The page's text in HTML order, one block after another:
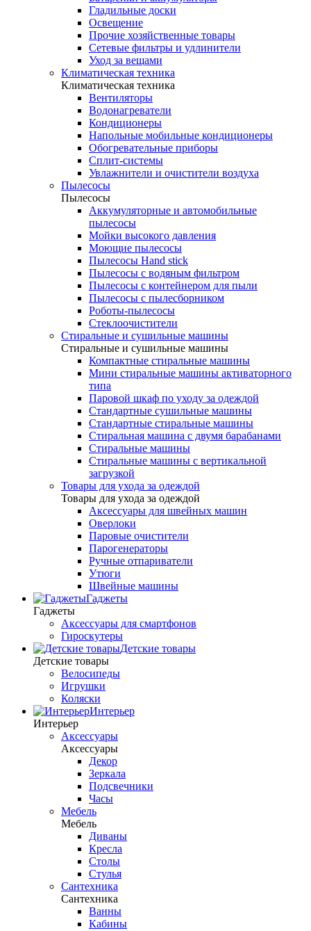
Гладильные доски
Освещение
Прочие хозяйственные товары
Сетевые фильтры и удлинители
Уход за вещами
Климатическая техника
Климатическая техника
Вентиляторы
Водонагреватели
Кондиционеры
Напольные мобильные кондиционеры
Обогревательные приборы
Сплит-системы
Увлажнители и очистители воздуха
Пылесосы
Пылесосы
Аккумуляторные и автомобильные
пылесосы
Мойки высокого давления
Моющие пылесосы
Пылесосы Hand stick
Пылесосы с водяным фильтром
Пылесосы с контейнером для пыли
Пылесосы с пылесборником
Роботы-пылесосы
Стеклоочистители
Стиральные и сушильные машины
Стиральные и сушильные машины
Компактные стиральные машины
Мини стиральные машины активаторного
типа
Паровой шкаф по уходу за одеждой
Стандартные сушильные машины
Стандартные стиральные машины
Стиральная машина с двумя барабанами
Стиральные машины
Стиральные машины с вертикальной
загрузкой
Товары для ухода за одеждой
Товары для ухода за одеждой
Аксессуары для швейных машин
Оверлоки
Паровые очистители
Парогенераторы
Ручные отпариватели
Утюги
Швейные машины
Гаджеты
Гаджеты
Аксессуары для смартфонов
Гироскутеры
Детские товары
Детские товары
Велосипеды
Игрушки
Коляски
Интерьер
Интерьер
Аксессуары
Аксессуары
Декор
Зеркала
Подсвечники
Часы
Мебель
Мебель
Диваны
Кресла
Столы
Стулья
Сантехника
Сантехника
Ванны
Кабины